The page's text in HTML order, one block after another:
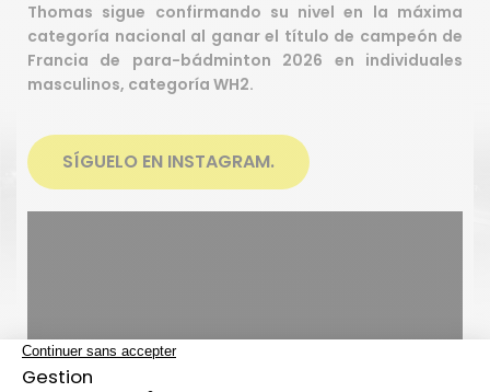
Thomas sigue confirmando su nivel en la máxima
categoría nacional al ganar el título de campeón de
Francia de para-bádminton 2026 en individuales
masculinos, categoría WH2.
SÍGUELO EN INSTAGRAM.